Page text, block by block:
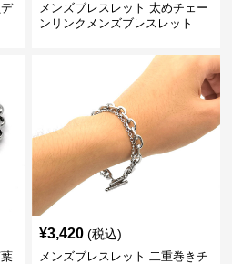
メンズブレスレット 太めチェー
ンリンクメンズブレスレット
¥3,420 (税込)
メンズブレスレット 二重巻きチ